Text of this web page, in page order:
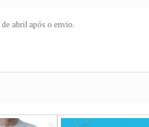
de abril após o envio.